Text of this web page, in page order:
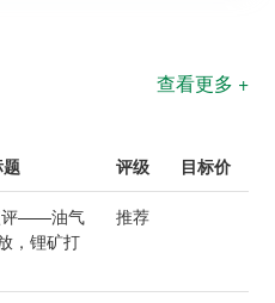
查看更多 +
评级 目标价
评——油气
，锂矿打
推荐